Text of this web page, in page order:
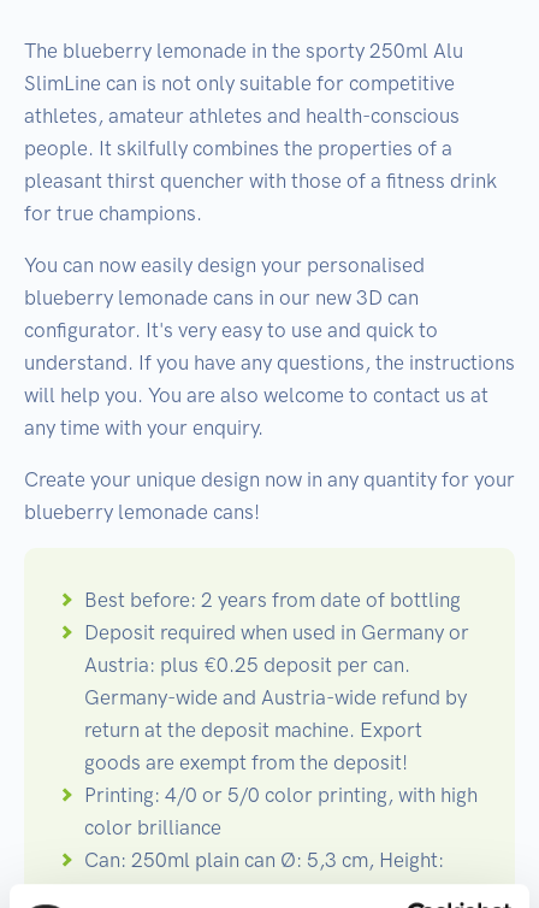
The blueberry lemonade in the sporty 250ml Alu
SlimLine can is not only suitable for competitive
athletes, amateur athletes and health-conscious
people. It skilfully combines the properties of a
pleasant thirst quencher with those of a fitness drink
for true champions.
You can now easily design your personalised
blueberry lemonade cans in our new 3D can
configurator. It's very easy to use and quick to
understand. If you have any questions, the instructions
will help you. You are also welcome to contact us at
any time with your enquiry.
Create your unique design now in any quantity for your
blueberry lemonade cans!
Best before: 2 years from date of bottling
Deposit required when used in Germany or
Austria: plus €0.25 deposit per can.
Germany-wide and Austria-wide refund by
return at the deposit machine. Export
goods are exempt from the deposit!
Printing: 4/0 or 5/0 color printing, with high
color brilliance
Can: 250ml plain can Ø: 5,3 cm, Height:
13,4 cm